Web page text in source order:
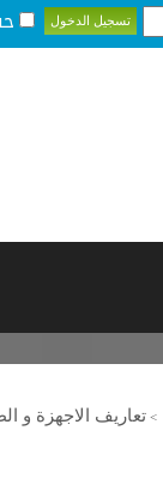
> تعاريف الاجهزة و